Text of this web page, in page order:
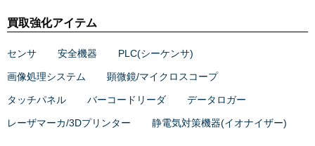
買取強化アイテム
センサ 安全機器 PLC(シーケンサ)
画像処理システム 顕微鏡/マイクロスコープ
タッチパネル バーコードリーダ データロガー
レーザマーカ/3Dプリンター 静電気対策機器(イオナイザー)